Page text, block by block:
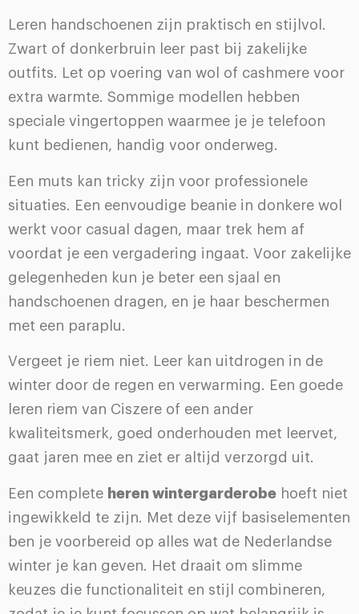
Leren handschoenen zijn praktisch en stijlvol.
Zwart of donkerbruin leer past bij zakelijke
outfits. Let op voering van wol of cashmere voor
extra warmte. Sommige modellen hebben
speciale vingertoppen waarmee je je telefoon
kunt bedienen, handig voor onderweg.
Een muts kan tricky zijn voor professionele
situaties. Een eenvoudige beanie in donkere wol
werkt voor casual dagen, maar trek hem af
voordat je een vergadering ingaat. Voor zakelijke
gelegenheden kun je beter een sjaal en
handschoenen dragen, en je haar beschermen
met een paraplu.
Vergeet je riem niet. Leer kan uitdrogen in de
winter door de regen en verwarming. Een goede
leren riem van Ciszere of een ander
kwaliteitsmerk, goed onderhouden met leervet,
gaat jaren mee en ziet er altijd verzorgd uit.
Een complete heren wintergarderobe hoeft niet
ingewikkeld te zijn. Met deze vijf basiselementen
ben je voorbereid op alles wat de Nederlandse
winter je kan geven. Het draait om slimme
keuzes die functionaliteit en stijl combineren,